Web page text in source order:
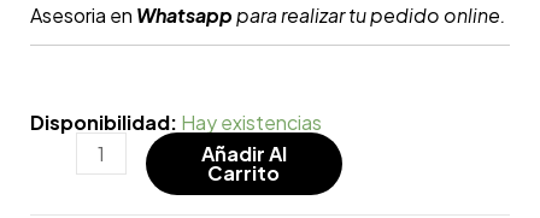
Asesoria en Whatsapppara realizar tu pedido online.
Disponibilidad: Hay existencias
Añadir Al
Carrito